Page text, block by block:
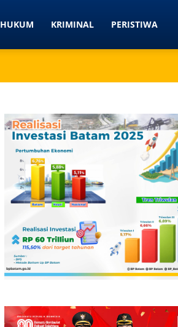
HUKUM KRIMINAL PERISTIWA